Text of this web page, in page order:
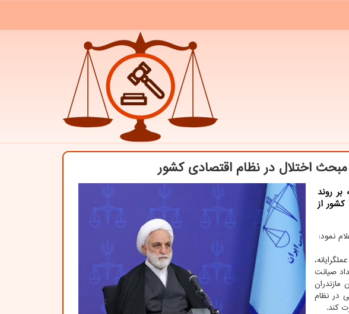
اختلال در نظام اقتصادی کشور
روند
از
نمود:
صیانت
در نظام
کند.